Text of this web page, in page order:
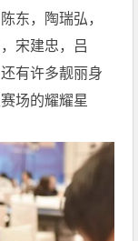
东，陶瑞弘，
宋建忠，吕
有许多靓丽身
场的耀耀星